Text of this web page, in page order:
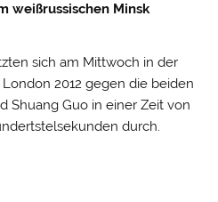
weißrussischen Minsk
sich am Mittwoch in der
2012 gegen die beiden
Shuang Guo in einer Zeit von
durch.